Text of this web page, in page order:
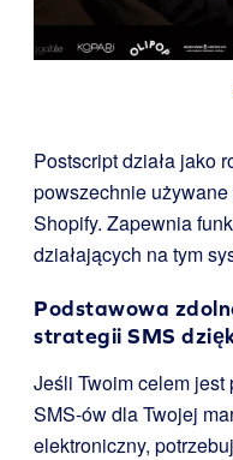
Postscript działa jako
powszechnie
Shopify. Zapewnia
działających na tym
Podstawowa
strategii SMS
Jeśli Twoim celem
SMS-ów dla Twojej
elektroniczny,